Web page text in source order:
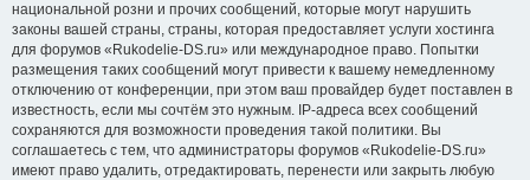
национальной розни и прочих сообщений, которые могут нарушить
законы вашей страны, страны, которая предоставляет услуги хостинга
для форумов «Rukodelie-DS.ru» или международное право. Попытки
размещения таких сообщений могут привести к вашему немедленному
отключению от конференции, при этом ваш провайдер будет поставлен в
известность, если мы сочтём это нужным. IP-адреса всех сообщений
сохраняются для возможности проведения такой политики. Вы
соглашаетесь с тем, что администраторы форумов «Rukodelie-DS.ru»
имеют право удалить, отредактировать, перенести или закрыть любую